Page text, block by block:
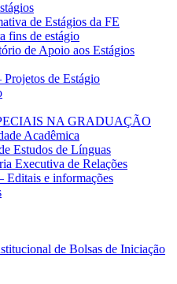
de Estágios da FE
fins de estágio
de Apoio aos Estágios
de Estágio
NA GRADUAÇÃO
Acadêmica
Estudos de Línguas
Executiva de Relações
Editais e informações
de Bolsas de Iniciação